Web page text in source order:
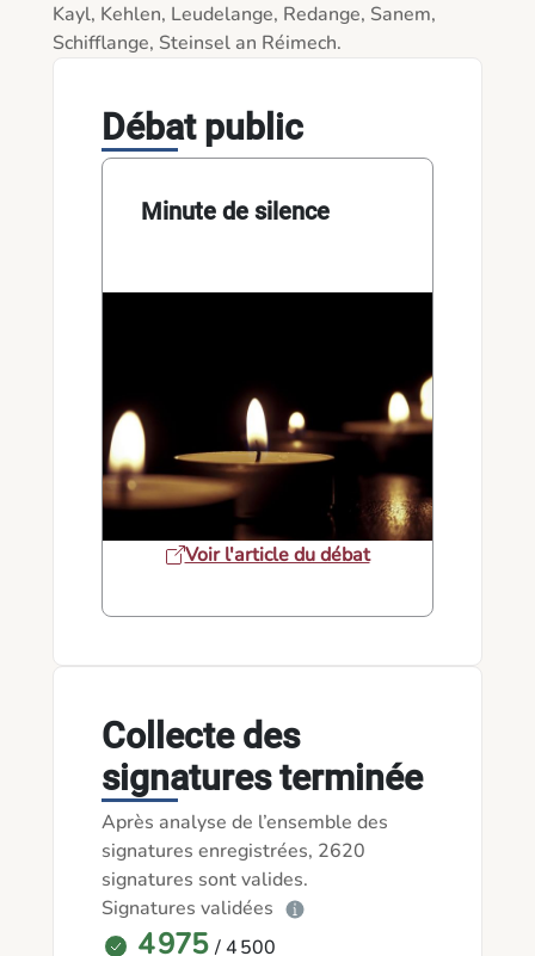
Kayl, Kehlen, Leudelange, Redange, Sanem,
Schifflange, Steinsel an Réimech.
Débat public
Minute de silence
Voir l'article du débat
Collecte des
signatures terminée
Après analyse de l’ensemble des
signatures enregistrées, 2620
signatures sont valides.
Signatures validées
4 975 / 4 500